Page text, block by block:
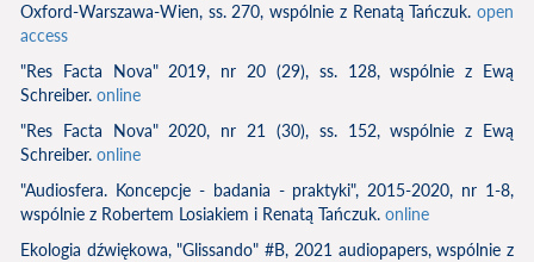
Oxford-Warszawa-Wien, ss. 270, wspólnie z Renatą Tańczuk. open
access
"Res Facta Nova" 2019, nr 20 (29), ss. 128, wspólnie z Ewą
Schreiber. online
"Res Facta Nova" 2020, nr 21 (30), ss. 152, wspólnie z Ewą
Schreiber. online
"Audiosfera. Koncepcje - badania - praktyki", 2015-2020, nr 1-8,
wspólnie z Robertem Losiakiem i Renatą Tańczuk. online
Ekologia dźwiękowa, "Glissando" #B, 2021 audiopapers, wspólnie z